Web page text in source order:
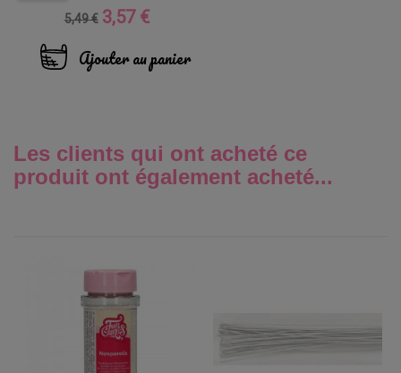
Prix
base
5,49 € Prix
3,57 €
Ajouter au panier
Les clients qui ont acheté ce
produit ont également acheté...